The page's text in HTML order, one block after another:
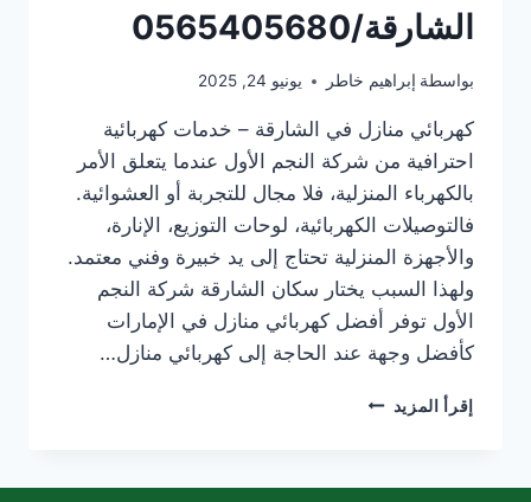
الشارقة/0565405680
بواسطة إبراهيم خاطر يونيو 24, 2025
كهربائي منازل في الشارقة – خدمات كهربائية
احترافية من شركة النجم الأول عندما يتعلق الأمر
بالكهرباء المنزلية، فلا مجال للتجربة أو العشوائية.
فالتوصيلات الكهربائية، لوحات التوزيع، الإنارة،
والأجهزة المنزلية تحتاج إلى يد خبيرة وفني معتمد.
ولهذا السبب يختار سكان الشارقة شركة النجم
الأول توفر أفضل كهربائي منازل في الإمارات
كأفضل وجهة عند الحاجة إلى كهربائي منازل…
إقرأ المزيد كهربائي